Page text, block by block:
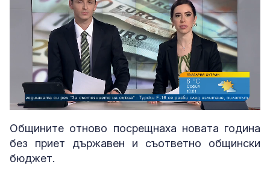
Unmute Loaded:
2.39%
Общините отново посрещнаха новата година
без приет държавен и съответно общински
бюджет.